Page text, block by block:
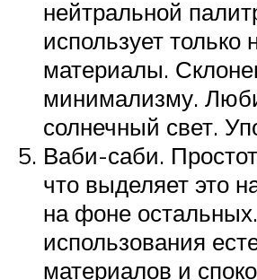
нейтральной
использует только
материалы.
минимализму.
солнечный свет.
Ваби-саби.
что выделяет это
на фоне
использования
материалов и